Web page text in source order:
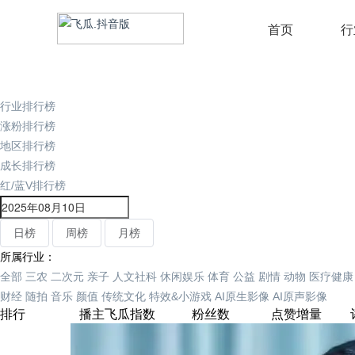
首页
行业排行榜
涨粉排行榜
地区排行榜
成长排行榜
红/蓝V排行榜
日榜 周榜
月榜
所属行业：
全部 三农 二次元 亲子 人文社科 休闲娱乐 体育 公益 剧情 动物 医疗健康
财经 随拍 音乐 颜值 传统文化 特效&小游戏 AI原生影像 AI原声影像
排行 播主飞瓜指数 粉丝数 点赞增量